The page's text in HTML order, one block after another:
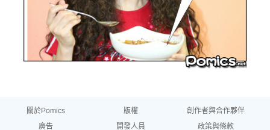
關於Pomics 版權
創作者與合作夥伴
廣告
開發人員 政策與條款